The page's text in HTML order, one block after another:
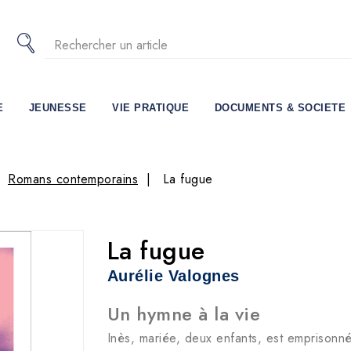
JEUNESSE VIE PRATIQUE DOCUMENTS & SOCIETE
Romans contemporains La fugue
La fugue
Aurélie Valognes
Un hymne à la vie
Inès, mariée, deux enfants, est